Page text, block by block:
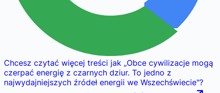
Chcesz czytać więcej treści jak „Obce cywilizacje mogą
czerpać energię z czarnych dziur. To jedno z
najwydajniejszych źródeł energii we Wszechświecie"?